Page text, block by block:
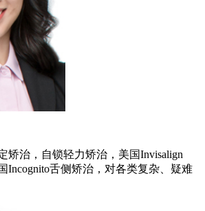
矫治，自锁轻力矫治，美国Invisalign
Incognito舌侧矫治，对各类复杂、疑难